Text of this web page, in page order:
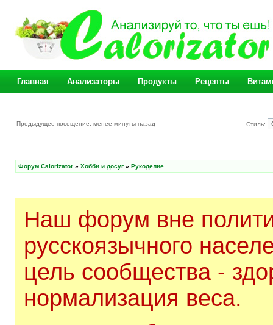
Главная Анализаторы Продукты Рецепты
Предыдущее посещение: менее минуты назад Стиль:
Форум Calorizator » Хобби и досуг » Рукоделие
Наш форум вне
русскоязычного
цель сообщества -
нормализация веса.